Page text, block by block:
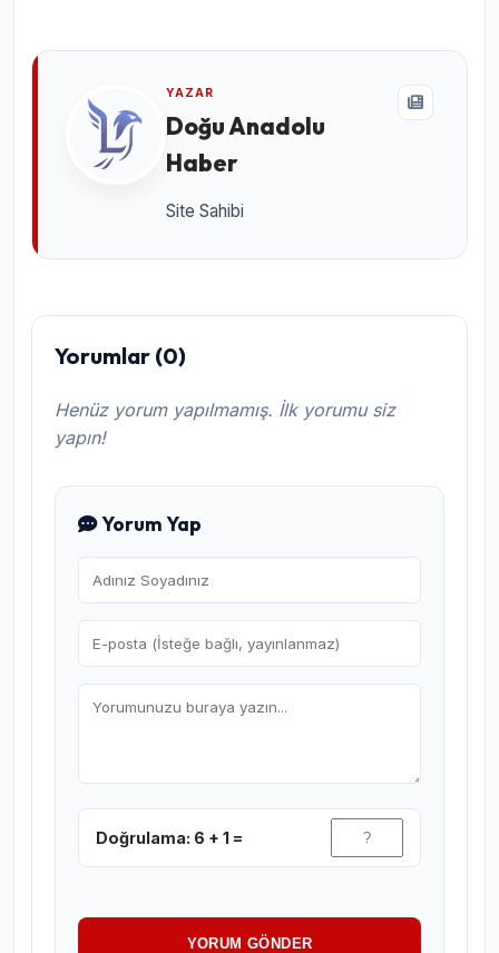
YAZAR
Doğu Anadolu
Haber
Site Sahibi
Yorumlar (0)
Henüz yorum yapılmamış. İlk yorumu siz
yapın!
Yorum Yap
Doğrulama: 6 + 1 =
YORUM GÖNDER